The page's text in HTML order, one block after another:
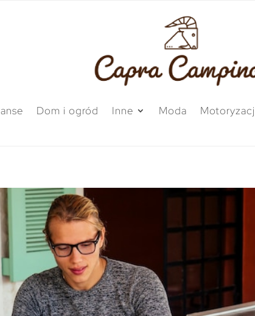
Dom i ogród Inne Moda